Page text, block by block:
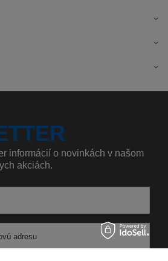
informácií o novinkách v našom
akciách.
adresu